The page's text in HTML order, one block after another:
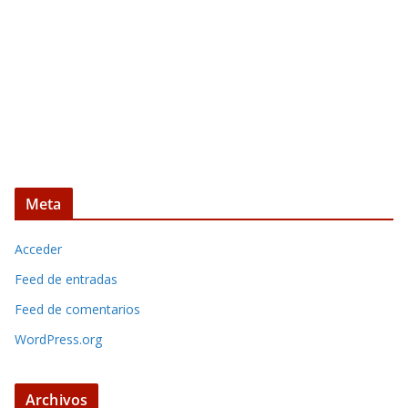
Meta
Acceder
Feed de entradas
Feed de comentarios
WordPress.org
Archivos